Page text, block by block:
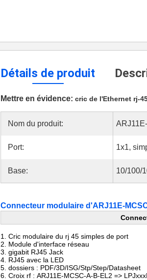
Détails de produit
Mettre en évidence: cric de l'Ethernet rj-
Nom du produit:
Port: 1x1,
Base: 10/100/
Connecteur modulaire d'ARJ11E-
1. Cric modulaire du rj 45 simples de port
2. Module d'interface réseau
3. gigabit RJ45 Jack
4. RJ45 avec la LED
5. dossiers : PDF/3D/ISG/Stp/Step/Datasheet
6. Croix rf : ARJ11E-MCSC-A-B-EL2 =>